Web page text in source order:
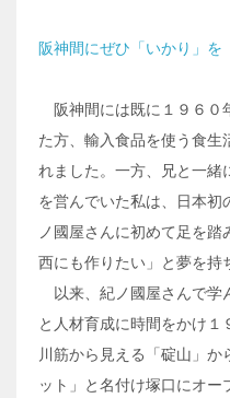
阪神間にぜひ「いかり」を
阪神間には既に１９６０
た方、輸入食品を使う食生
れました。一方、兄と一緒
を営んでいた私は、日本初
ノ國屋さんに初めて足を
西にも作りたい」と夢を持
以来、紀ノ國屋さんで学
と人材育成に時間をかけ
川筋から見える「碇山」
ット」と名付け塚口にオ